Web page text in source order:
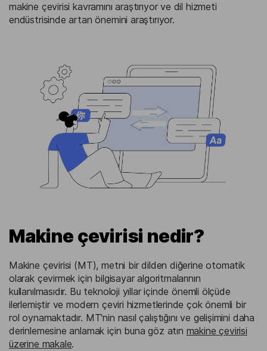
makine çevirisi kavramını araştırıyor ve dil hizmeti
endüstrisinde artan önemini araştırıyor.
Makine çevirisi nedir?
Makine çevirisi (MT), metni bir dilden diğerine otomatik
olarak çevirmek için bilgisayar algoritmalarının
kullanılmasıdır. Bu teknoloji yıllar içinde önemli ölçüde
ilerlemiştir ve modern çeviri hizmetlerinde çok önemli bir
rol oynamaktadır. MT'nin nasıl çalıştığını ve gelişimini daha
derinlemesine anlamak için buna göz atın makine çevirisi
üzerine makale.